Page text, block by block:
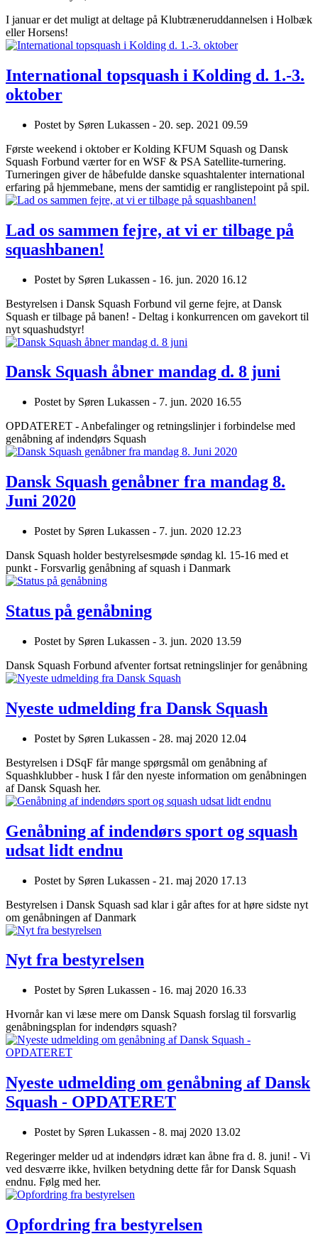
I januar er det muligt at deltage på Klubtræneruddannelsen i Holbæk
eller Horsens!
International topsquash i Kolding d. 1.-3.
oktober
Postet by Søren Lukassen - 20. sep. 2021 09.59
Første weekend i oktober er Kolding KFUM Squash og Dansk
Squash Forbund værter for en WSF & PSA Satellite-turnering.
Turneringen giver de håbefulde danske squashtalenter international
erfaring på hjemmebane, mens der samtidig er ranglistepoint på spil.
Lad os sammen fejre, at vi er tilbage på
squashbanen!
Postet by Søren Lukassen - 16. jun. 2020 16.12
Bestyrelsen i Dansk Squash Forbund vil gerne fejre, at Dansk
Squash er tilbage på banen! - Deltag i konkurrencen om gavekort til
nyt squashudstyr!
Dansk Squash åbner mandag d. 8 juni
Postet by Søren Lukassen - 7. jun. 2020 16.55
OPDATERET - Anbefalinger og retningslinjer i forbindelse med
genåbning af indendørs Squash
Dansk Squash genåbner fra mandag 8.
Juni 2020
Postet by Søren Lukassen - 7. jun. 2020 12.23
Dansk Squash holder bestyrelsesmøde søndag kl. 15-16 med et
punkt - Forsvarlig genåbning af squash i Danmark
Status på genåbning
Postet by Søren Lukassen - 3. jun. 2020 13.59
Dansk Squash Forbund afventer fortsat retningslinjer for genåbning
Nyeste udmelding fra Dansk Squash
Postet by Søren Lukassen - 28. maj 2020 12.04
Bestyrelsen i DSqF får mange spørgsmål om genåbning af
Squashklubber - husk I får den nyeste information om genåbningen
af Dansk Squash her.
Genåbning af indendørs sport og squash
udsat lidt endnu
Postet by Søren Lukassen - 21. maj 2020 17.13
Bestyrelsen i Dansk Squash sad klar i går aftes for at høre sidste nyt
om genåbningen af Danmark
Nyt fra bestyrelsen
Postet by Søren Lukassen - 16. maj 2020 16.33
Hvornår kan vi læse mere om Dansk Squash forslag til forsvarlig
genåbningsplan for indendørs squash?
Nyeste udmelding om genåbning af Dansk
Squash - OPDATERET
Postet by Søren Lukassen - 8. maj 2020 13.02
Regeringer melder ud at indendørs idræt kan åbne fra d. 8. juni! - Vi
ved desværre ikke, hvilken betydning dette får for Dansk Squash
endnu. Følg med her.
Opfordring fra bestyrelsen